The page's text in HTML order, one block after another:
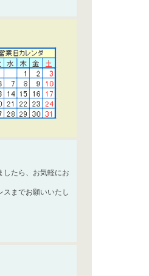
したら、お気軽にお
スまでお願いいたし